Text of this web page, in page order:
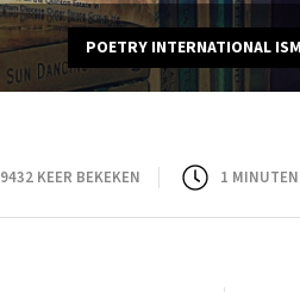
POETRY INTERNATIONAL
9432 KEER BEKEKEN 1